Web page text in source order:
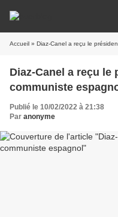
Accueil » Diaz-Canel a reçu le
Diaz-Canel a reçu le
communiste
Publié le 10/02/2022 à 21:38
Par anonyme